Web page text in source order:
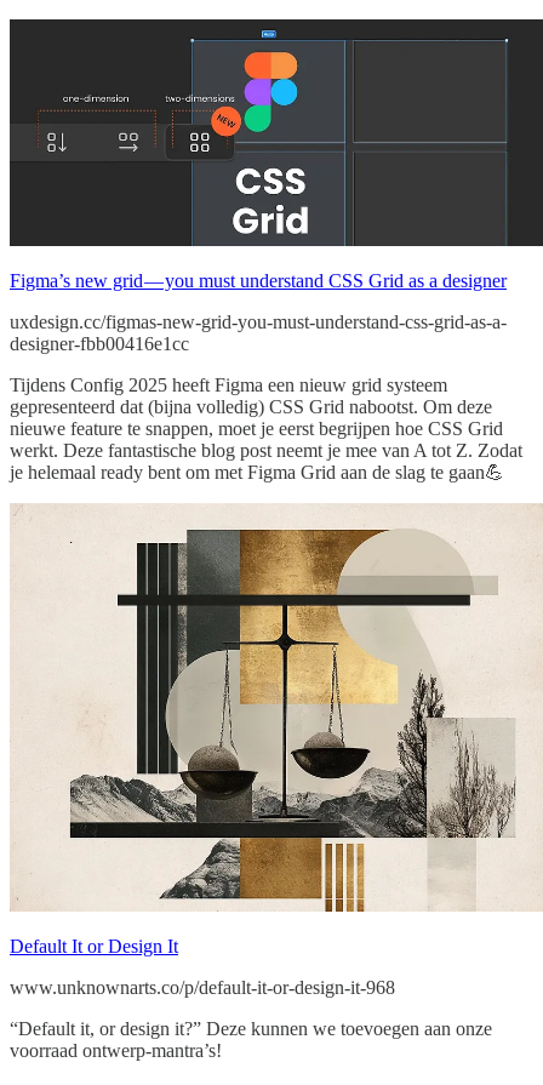
Figma’s new grid — you must understand CSS Grid as a designer
uxdesign.cc/figmas-new-grid-you-must-understand-css-grid-as-a-
designer-fbb00416e1cc
Tijdens Config 2025 heeft Figma een nieuw grid systeem
gepresenteerd dat (bijna volledig) CSS Grid nabootst. Om deze
nieuwe feature te snappen, moet je eerst begrijpen hoe CSS Grid
werkt. Deze fantastische blog post neemt je mee van A tot Z. Zodat
je helemaal ready bent om met Figma Grid aan de slag te gaan💪
Default It or Design It
www.unknownarts.co/p/default-it-or-design-it-968
“Default it, or design it?” Deze kunnen we toevoegen aan onze
voorraad ontwerp-mantra’s!